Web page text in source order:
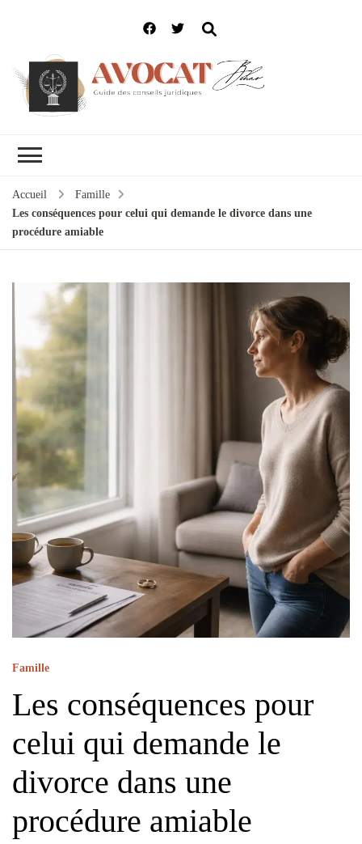
Accueil
Famille
Les conséquences pour celui qui demande le divorce dans une
procédure amiable
Famille
Les conséquences pour
celui qui demande le
divorce dans une
procédure amiable